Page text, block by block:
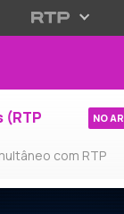
(RTP
com RTP
NO AR